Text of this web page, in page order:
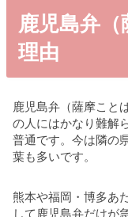
鹿児島弁
理由
鹿児島弁（薩摩こと
の人にはかなり難解
普通です。今は隣の
葉も多いです。
熊本や福岡・博多あ
して鹿児島弁だけが